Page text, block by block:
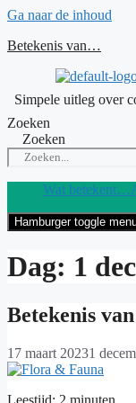
Ga naar de inhoud
Betekenis van…
Simpele uitleg over
Zoeken
Zoeken
Wat betekent…
Hamburger toggle
Dag: 1
Betekenis
17 maart 20231
Leestijd: 2 minuten